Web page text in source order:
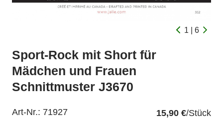
1 | 6
Sport-Rock mit Short für
Mädchen und Frauen
Schnittmuster J3670
Art-Nr.: 71927 15,90 €/Stück